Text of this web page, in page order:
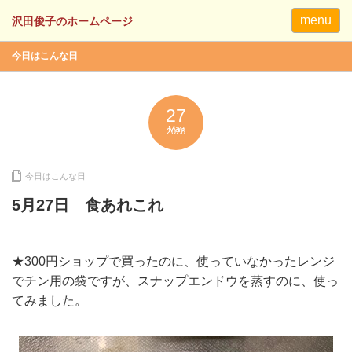
menu
今日はこんな日
27
May
2023
今日はこんな日
5月27日 食あれこれ
★300円ショップで買ったのに、使っていなかったレンジ
でチン用の袋ですが、スナップエンドウを蒸すのに、使っ
てみました。